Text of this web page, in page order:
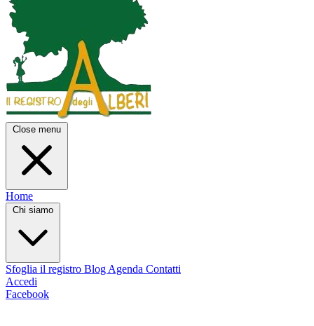
Close menu
Home
Chi siamo
Sfoglia il registro Blog Agenda Contatti
Accedi
Facebook